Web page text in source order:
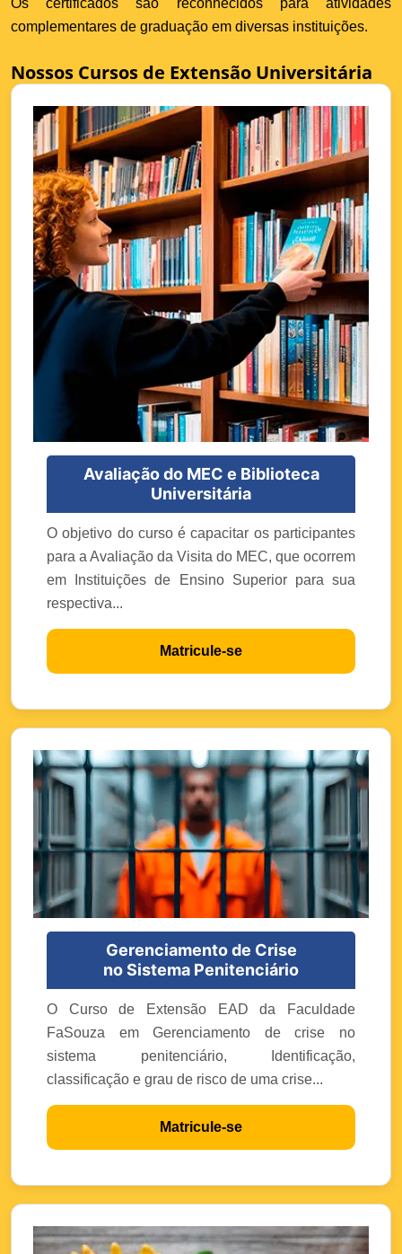
Os certificados são reconhecidos para atividades
complementares de graduação em diversas instituições.
Nossos Cursos de Extensão Universitária
Avaliação do MEC e Biblioteca
Universitária
O objetivo do curso é capacitar os participantes
para a Avaliação da Visita do MEC, que ocorrem
em Instituições de Ensino Superior para sua
respectiva...
Matricule-se
Gerenciamento de Crise
no Sistema Penitenciário
O Curso de Extensão EAD da Faculdade
FaSouza em Gerenciamento de crise no
sistema penitenciário, Identificação,
classificação e grau de risco de uma crise...
Matricule-se